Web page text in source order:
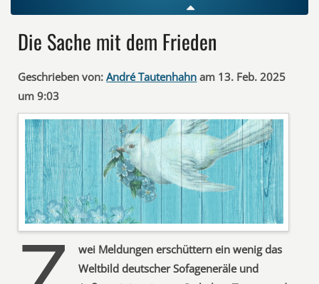
Die Sache mit dem Frieden
Geschrieben von: André Tautenhahn am 13. Feb. 2025
um 9:03
wei Meldungen erschüttern ein wenig das
Weltbild deutscher Sofageneräle und